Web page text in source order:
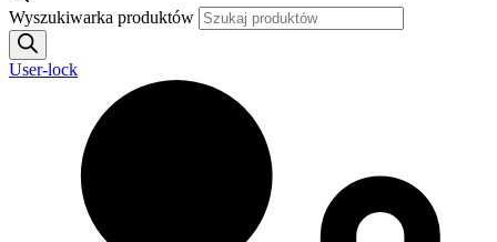
Wyszukiwarka produktów
User-lock